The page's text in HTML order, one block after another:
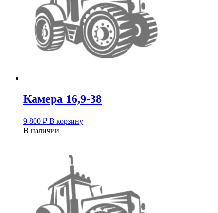
Камера 16,9-38
9 800 ₽ В корзину
В наличии